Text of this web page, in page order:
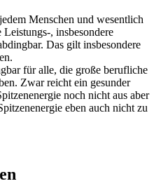
Menschen und wesentlich
, insbesondere
Das gilt insbesondere
für alle, die große berufliche
Zwar reicht ein gesunder
noch nicht aus aber
eben auch nicht zu